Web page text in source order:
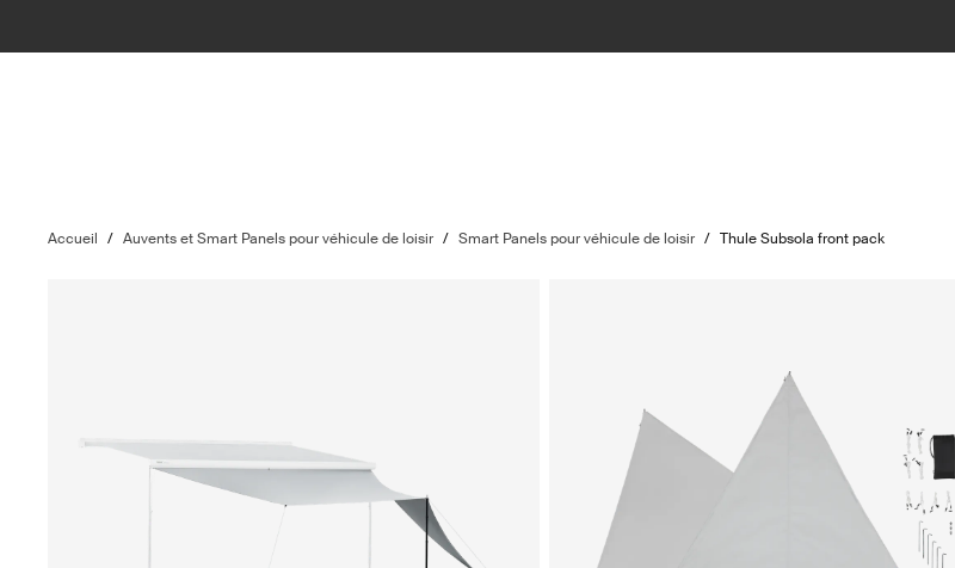
Accueil / Auvents et Smart Panels pour véhicule de loisir / Smart Panels pour véhicule de loisir / Thule Subsola front pack